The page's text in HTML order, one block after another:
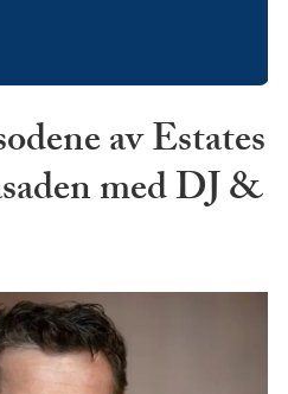
av Estates
med DJ &